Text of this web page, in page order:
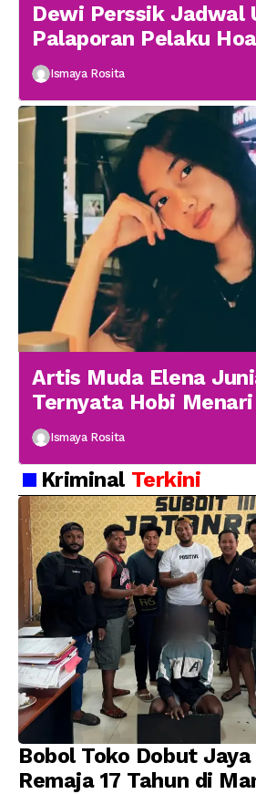
Dewi Perssik Jadwal
Palaporan Pelaku
Medsos
Ismaya Rosita
Artis Muda Elena
Ternyata Hobi Menari
Ismaya Rosita
Kriminal Terkini
Bobol Toko Dobut
Remaja 17 Tahun di